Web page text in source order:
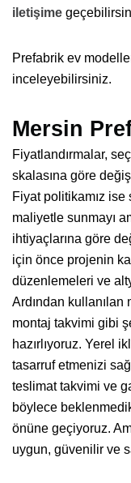
iletişime
Prefabrik ev
inceleyebilirsiniz.
Mersin
Fiyatlandırmalar,
skalasına göre
Fiyat politikamız
maliyetle sunmayı
ihtiyaçlarına göre
için önce projenin
düzenlemeleri ve
Ardından
montaj takvimi gibi
hazırlıyoruz. Yerel
tasarruf etmenizi
teslimat takvimi ve
böylece
önüne geçiyoruz.
uygun, güvenilir ve